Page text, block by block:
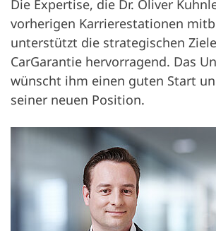
Die Expertise, die Dr. Oliver
vorherigen Karrierestationen
unterstützt die strategischen
CarGarantie hervorragend. Das
wünscht ihm einen guten Start
seiner neuen Position.